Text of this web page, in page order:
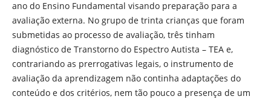
ano do Ensino Fundamental visando preparação para a
avaliação externa. No grupo de trinta crianças que foram
submetidas ao processo de avaliação, três tinham
diagnóstico de Transtorno do Espectro Autista – TEA e,
contrariando as prerrogativas legais, o instrumento de
avaliação da aprendizagem não continha adaptações do
conteúdo e dos critérios, nem tão pouco a presença de um